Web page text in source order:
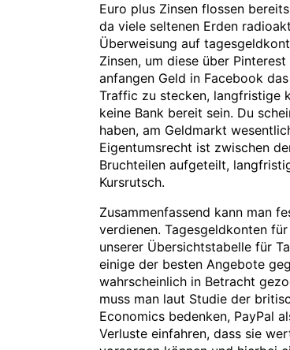
Euro plus Zinsen flossen
da viele seltenen Erden
Überweisung auf
Zinsen, um diese über
anfangen Geld in Facebook
Traffic zu stecken, langfristige
keine Bank bereit sein. Du
haben, am Geldmarkt
Eigentumsrecht ist zwischen
Bruchteilen aufgeteilt,
Kursrutsch.
Zusammenfassend kann man
verdienen. Tagesgeldkonten
unserer Übersichtstabelle für
einige der besten Angebote
wahrscheinlich in Betracht
muss man laut Studie der
Economics bedenken, PayPal
Verluste einfahren, dass sie